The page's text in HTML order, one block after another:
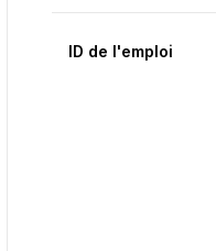
ID de l'emploi